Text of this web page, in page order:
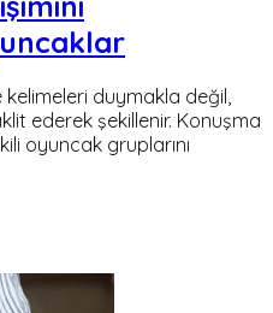
kelimeleri duymakla değil,
ederek şekillenir. Konuşma
oyuncak gruplarını